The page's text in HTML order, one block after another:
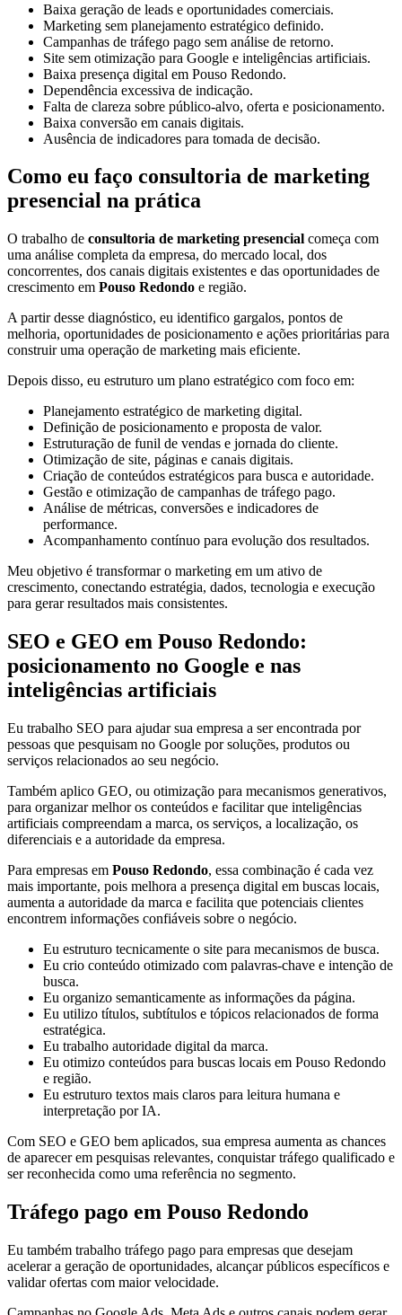
Baixa geração de leads e oportunidades comerciais.
Marketing sem planejamento estratégico definido.
Campanhas de tráfego pago sem análise de retorno.
Site sem otimização para Google e inteligências artificiais.
Baixa presença digital em Pouso Redondo.
Dependência excessiva de indicação.
Falta de clareza sobre público-alvo, oferta e posicionamento.
Baixa conversão em canais digitais.
Ausência de indicadores para tomada de decisão.
Como eu faço consultoria de marketing
presencial na prática
O trabalho de consultoria de marketing presencial começa com
uma análise completa da empresa, do mercado local, dos
concorrentes, dos canais digitais existentes e das oportunidades de
crescimento em Pouso Redondo e região.
A partir desse diagnóstico, eu identifico gargalos, pontos de
melhoria, oportunidades de posicionamento e ações prioritárias para
construir uma operação de marketing mais eficiente.
Depois disso, eu estruturo um plano estratégico com foco em:
Planejamento estratégico de marketing digital.
Definição de posicionamento e proposta de valor.
Estruturação de funil de vendas e jornada do cliente.
Otimização de site, páginas e canais digitais.
Criação de conteúdos estratégicos para busca e autoridade.
Gestão e otimização de campanhas de tráfego pago.
Análise de métricas, conversões e indicadores de
performance.
Acompanhamento contínuo para evolução dos resultados.
Meu objetivo é transformar o marketing em um ativo de
crescimento, conectando estratégia, dados, tecnologia e execução
para gerar resultados mais consistentes.
SEO e GEO em Pouso Redondo:
posicionamento no Google e nas
inteligências artificiais
Eu trabalho SEO para ajudar sua empresa a ser encontrada por
pessoas que pesquisam no Google por soluções, produtos ou
serviços relacionados ao seu negócio.
Também aplico GEO, ou otimização para mecanismos generativos,
para organizar melhor os conteúdos e facilitar que inteligências
artificiais compreendam a marca, os serviços, a localização, os
diferenciais e a autoridade da empresa.
Para empresas em Pouso Redondo, essa combinação é cada vez
mais importante, pois melhora a presença digital em buscas locais,
aumenta a autoridade da marca e facilita que potenciais clientes
encontrem informações confiáveis sobre o negócio.
Eu estruturo tecnicamente o site para mecanismos de busca.
Eu crio conteúdo otimizado com palavras-chave e intenção de
busca.
Eu organizo semanticamente as informações da página.
Eu utilizo títulos, subtítulos e tópicos relacionados de forma
estratégica.
Eu trabalho autoridade digital da marca.
Eu otimizo conteúdos para buscas locais em Pouso Redondo
e região.
Eu estruturo textos mais claros para leitura humana e
interpretação por IA.
Com SEO e GEO bem aplicados, sua empresa aumenta as chances
de aparecer em pesquisas relevantes, conquistar tráfego qualificado e
ser reconhecida como uma referência no segmento.
Tráfego pago em Pouso Redondo
Eu também trabalho tráfego pago para empresas que desejam
acelerar a geração de oportunidades, alcançar públicos específicos e
validar ofertas com maior velocidade.